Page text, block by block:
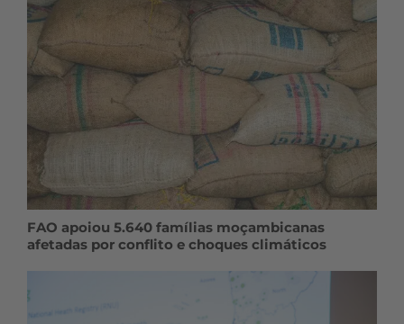
FAO apoiou 5.640 famílias moçambicanas
afetadas por conflito e choques climáticos